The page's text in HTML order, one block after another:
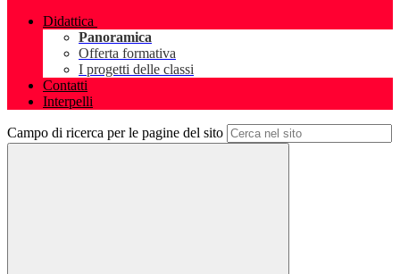
Didattica
Panoramica
Offerta formativa
I progetti delle classi
Contatti
Interpelli
Campo di ricerca per le pagine del sito